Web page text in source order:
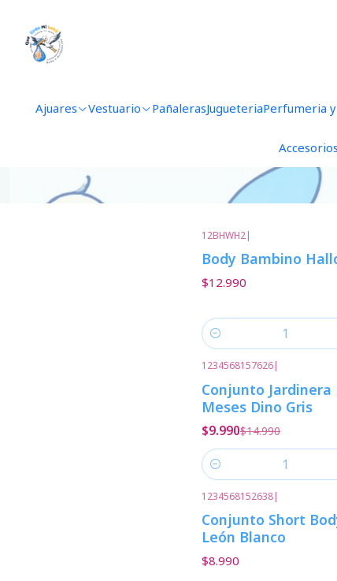
Ajuares Vestuario PañalerasJugueteriaPerfumeria
Accesorios
12BHWH2|
Body Bambino
$12.990
Cantidad
1234568157626|
Conjunto
Meses Dino Gris
$9.990$14.990
Cantidad
1234568152638|
Conjunto Short
León Blanco
$8.990